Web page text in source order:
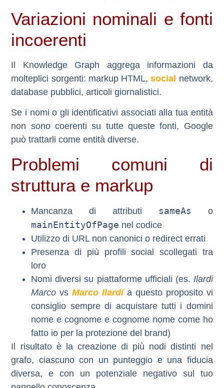
Variazioni nominali e fonti
incoerenti
Il Knowledge Graph aggrega informazioni da
molteplici sorgenti: markup HTML,social network,
database pubblici, articoli giornalistici.
Se i nomi o gli identificativi associati alla tua entità
non sono coerenti su tutte queste fonti, Google
può trattarli comeentità diverse.
Problemi comuni di
struttura e markup
Mancanza di attributi sameAs o
mainEntityOfPage nel codice
Utilizzo di URL non canonici o redirect errati
Presenza di più profili social scollegati tra
loro
Nomi diversi su piattaforme ufficiali (es. Ilardi
Marco vsMarco Ilardia questo proposito vi
consiglio sempre di acquistare tutti i domini
nome e cognome e cognome nome come ho
fatto io per la protezione del brand)
Il risultato è la creazione di più nodi distinti nel
grafo, ciascuno con un punteggio e una fiducia
diversa, e con un potenziale negativo sul tuo